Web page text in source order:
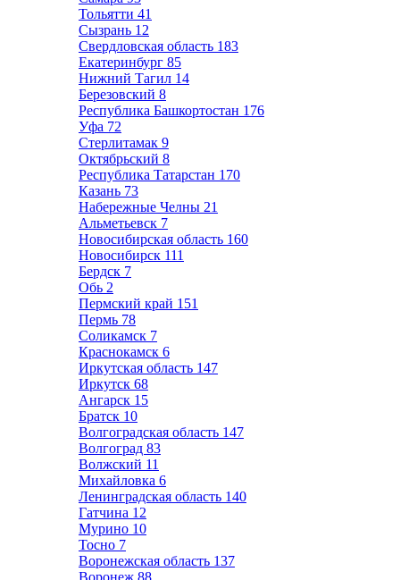
Тольятти 41
Сызрань 12
Свердловская область 183
Екатеринбург 85
Нижний Тагил 14
Березовский 8
Республика Башкортостан 176
Уфа 72
Стерлитамак 9
Октябрьский 8
Республика Татарстан 170
Казань 73
Набережные Челны 21
Альметьевск 7
Новосибирская область 160
Новосибирск 111
Бердск 7
Обь 2
Пермский край 151
Пермь 78
Соликамск 7
Краснокамск 6
Иркутская область 147
Иркутск 68
Ангарск 15
Братск 10
Волгоградская область 147
Волгоград 83
Волжский 11
Михайловка 6
Ленинградская область 140
Гатчина 12
Мурино 10
Тосно 7
Воронежская область 137
Воронеж 88